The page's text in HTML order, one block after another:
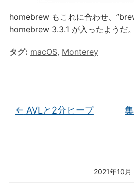
2021年10月
homebrew もこれに合わせ、
homebrew 3.3.1 が入ったようだ。
タグ: macOS, Monterey
← AVLと2分ヒープ